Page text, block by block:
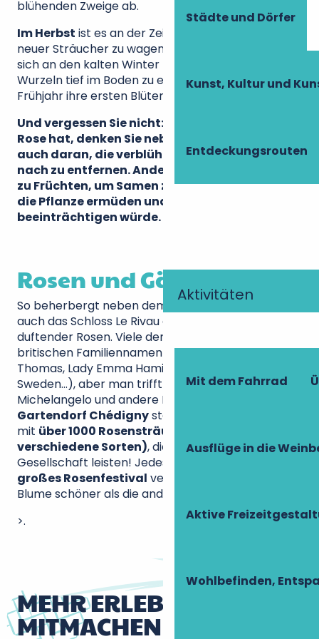
Städte und Dörfer
Kunst, Kultur und
Entdeckungsrouten
Aktivitäten
Mit dem Fahrrad
Ausflüge in die
Aktive
Wohlbefinden,
blühenden Zweige ab.
Im Herbst ist es an der Zeit, sich an die Pflanzung
neuer Sträucher zu wagen. Sie haben dann Zeit,
sich an den kalten Winter zu gewöhnen, ihre
Wurzeln tief im Boden zu entwickeln und sollten im
Frühjahr ihre ersten Blüten hervorbringen.
Und vergessen Sie nicht: Egal, welche Sorte Ihre
Rose hat, denken Sie neben dem Beschneiden
auch daran, die verblühten Blüten nach und
nach zu entfernen. Andernfalls wird die Blüte
zu Früchten, um Samen zu produzieren, was
die Pflanze ermüden und die Blüte
beeinträchtigen würde.
Rosen und Gärten
So beherbergt neben dem
auch das Schloss Le Rivau eine große Sammlung
duftender Rosen. Viele der Sträucher tragen einen
britischen Familiennamen (The Pilgrim, Graham
Thomas, Lady Emma Hamilton, Queen of
Sweden…), aber man trifft auch auf Brocéliande,
Michelangelo und andere Blanche Moreau.
Gartendorf Chédignysteht dem in nichts nach,
mit über 1000 Rosensträuchern (270
verschiedene Sorten), die 3000 Stauden
Gesellschaft leisten! Jedes Jahr wird im Juni ein
großes Rosenfestival veranstaltet, wenn eine
Blume schöner als die andere ist.
>.
MEHR ERLEBNISSE ZUM
MITMACHEN